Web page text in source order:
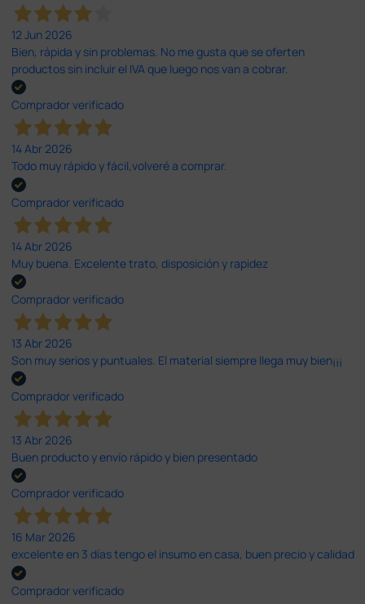
12 Jun 2026
Bien, rápida y sin problemas. No me gusta que se oferten
productos sin incluir el IVA que luego nos van a cobrar.
Comprador verificado
14 Abr 2026
Todo muy rápido y fácil,volveré a comprar.
Comprador verificado
14 Abr 2026
Muy buena. Excelente trato, disposición y rapidez
Comprador verificado
13 Abr 2026
Son muy serios y puntuales. El material siempre llega muy bien¡¡¡
Comprador verificado
13 Abr 2026
Buen producto y envío rápido y bien presentado
Comprador verificado
16 Mar 2026
excelente en 3 días tengo el insumo en casa, buen precio y calidad
Comprador verificado